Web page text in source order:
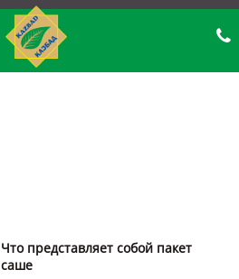
Что представляет собой пакет
саше